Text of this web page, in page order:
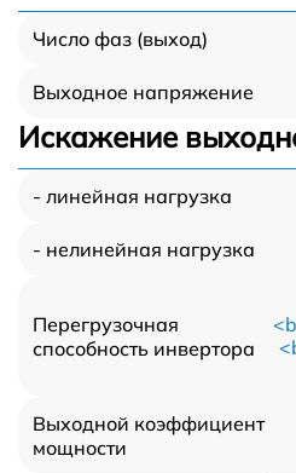
Число фаз (выход)
Выходное напряжение
Искажение
- линейная нагрузка
- нелинейная нагрузка
Перегрузочная
способность инвертора
Выходной коэффициент
мощности